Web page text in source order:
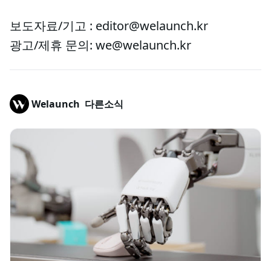
보도자료/기고 : editor@welaunch.kr
광고/제휴 문의: we@welaunch.kr
Welaunch 다른소식